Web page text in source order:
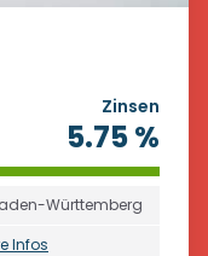
Zinsen
5.75 %
Württemberg
Infos